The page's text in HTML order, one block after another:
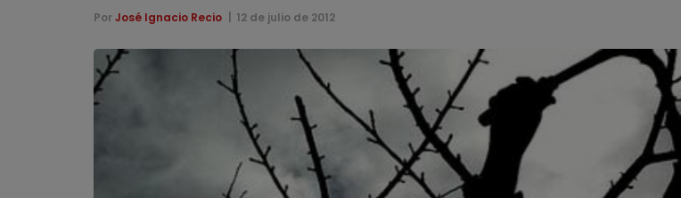
Por José Ignacio Recio 12 de julio de 2012